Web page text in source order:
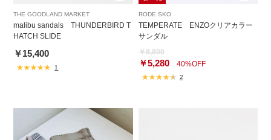
THE GOODLAND MARKET
malibu sandals THUNDERBIRD T
HATCH SLIDE
￥15,400
1
RODE SKO
TEMPERATE ENZOクリアカラー
サンダル
￥8,800
￥5,28040%OFF
2